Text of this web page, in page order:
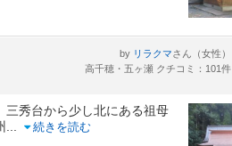
by リラクマさん（女性）
高千穂・五ヶ瀬 クチコミ：101件
三秀台から少し北にある祖母
続きを読む